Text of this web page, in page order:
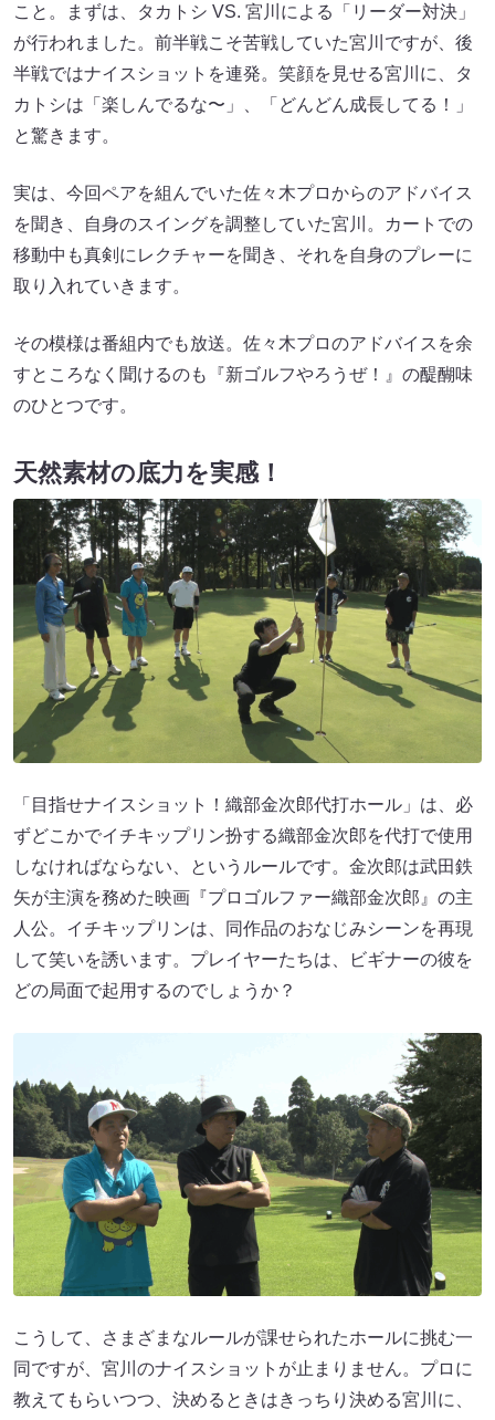
こと。まずは、タカトシ VS. 宮川による「リーダー対決」
が行われました。前半戦こそ苦戦していた宮川ですが、後
半戦ではナイスショットを連発。笑顔を見せる宮川に、タ
カトシは「楽しんでるな〜」、「どんどん成長してる！」
と驚きます。
実は、今回ペアを組んでいた佐々木プロからのアドバイス
を聞き、自身のスイングを調整していた宮川。カートでの
移動中も真剣にレクチャーを聞き、それを自身のプレーに
取り入れていきます。
その模様は番組内でも放送。佐々木プロのアドバイスを余
すところなく聞けるのも『新ゴルフやろうぜ！』の醍醐味
のひとつです。
天然素材の底力を実感！
「目指せナイスショット！織部金次郎代打ホール」は、必
ずどこかでイチキップリン扮する織部金次郎を代打で使用
しなければならない、というルールです。金次郎は武田鉄
矢が主演を務めた映画『プロゴルファー織部金次郎』の主
人公。イチキップリンは、同作品のおなじみシーンを再現
して笑いを誘います。プレイヤーたちは、ビギナーの彼を
どの局面で起用するのでしょうか？
こうして、さまざまなルールが課せられたホールに挑む一
同ですが、宮川のナイスショットが止まりません。プロに
教えてもらいつつ、決めるときはきっちり決める宮川に、